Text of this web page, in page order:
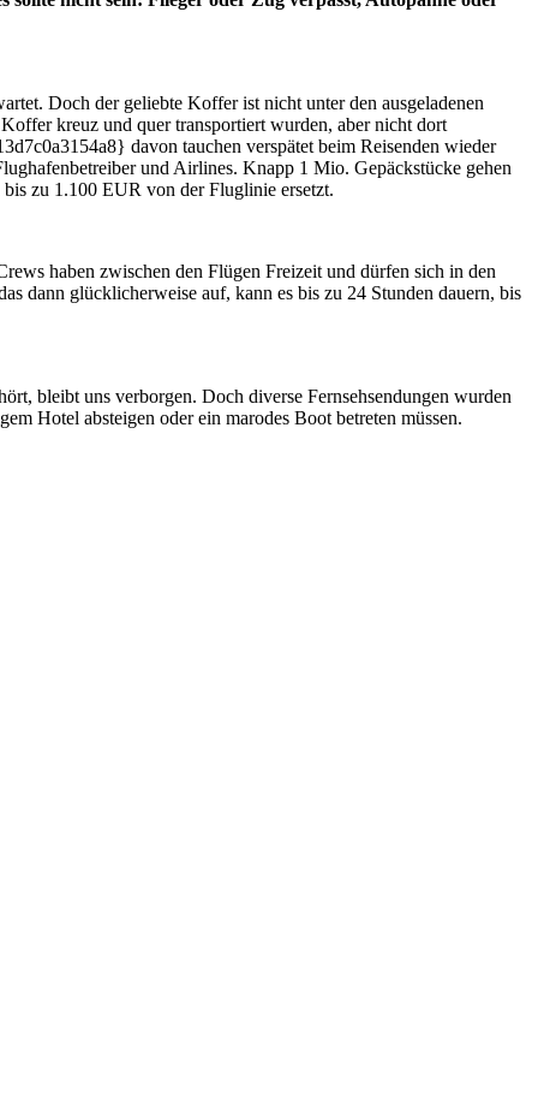
Doch der geliebte Koffer ist nicht unter den ausgeladenen
kreuz und quer transportiert wurden, aber nicht dort
davon tauchen verspätet beim Reisenden wieder
und Airlines. Knapp 1 Mio. Gepäckstücke gehen
zu 1.100 EUR von der Fluglinie ersetzt.
haben zwischen den Flügen Freizeit und dürfen sich in den
dann glücklicherweise auf, kann es bis zu 24 Stunden dauern, bis
bleibt uns verborgen. Doch diverse Fernsehsendungen wurden
Hotel absteigen oder ein marodes Boot betreten müssen.